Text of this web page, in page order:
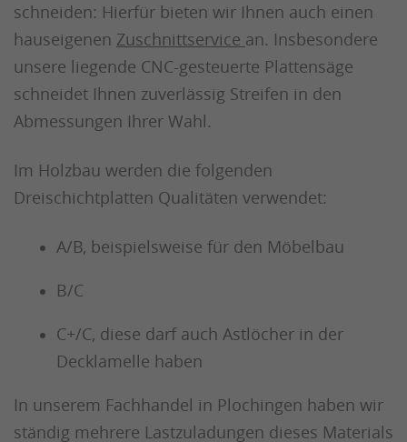
schneiden: Hierfür bieten wir Ihnen auch einen
hauseigenen Zuschnittservice an. Insbesondere
unsere liegende CNC-gesteuerte Plattensäge
schneidet Ihnen zuverlässig Streifen in den
Abmessungen Ihrer Wahl.
Im Holzbau werden die folgenden
Dreischichtplatten Qualitäten verwendet:
A/B, beispielsweise für den Möbelbau
B/C
C+/C, diese darf auch Astlöcher in der
Decklamelle haben
In unserem Fachhandel in Plochingen haben wir
ständig mehrere Lastzuladungen dieses Materials